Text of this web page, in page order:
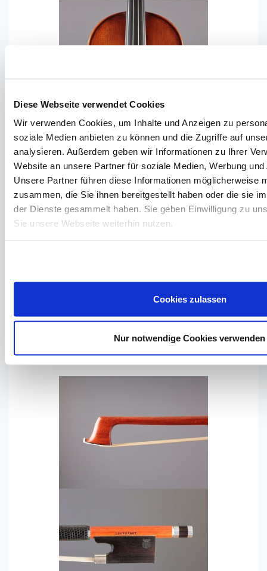
Diese Webseite verwendet Cookies
Wir verwenden Cookies, um Inhalte und Anzeigen zu
soziale Medien anbieten zu können und die Zugriffe auf
analysieren. Außerdem geben wir Informationen zu Ihrer
Website an unsere Partner für soziale Medien, Werbung
Unsere Partner führen diese Informationen möglicherweise
zusammen, die Sie ihnen bereitgestellt haben oder die sie
der Dienste gesammelt haben. Sie geben Einwilligung zu
Sie unsere Webseite weiterhin nutzen.
Cookies zulassen
Nur notwendige Cookies verwenden
Details